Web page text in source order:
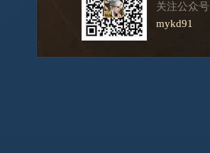
关注公众号
mykd91